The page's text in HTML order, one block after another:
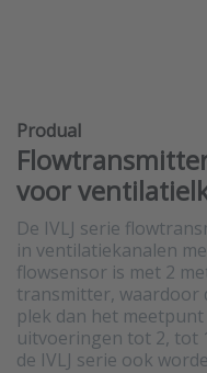
Produal
voor
De IVLJ serie
in ventilatiekanalen
flowsensor is met 2
transmitter, waardoor
plek dan het
uitvoeringen tot 2, tot
de IVLJ serie ook